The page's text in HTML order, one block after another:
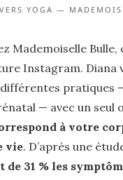
YOGA —
Mademoiselle Bulle,
Instagram. Diana
pratiques
— avec un seul
à votre
vie. D’après une
de 31 % les